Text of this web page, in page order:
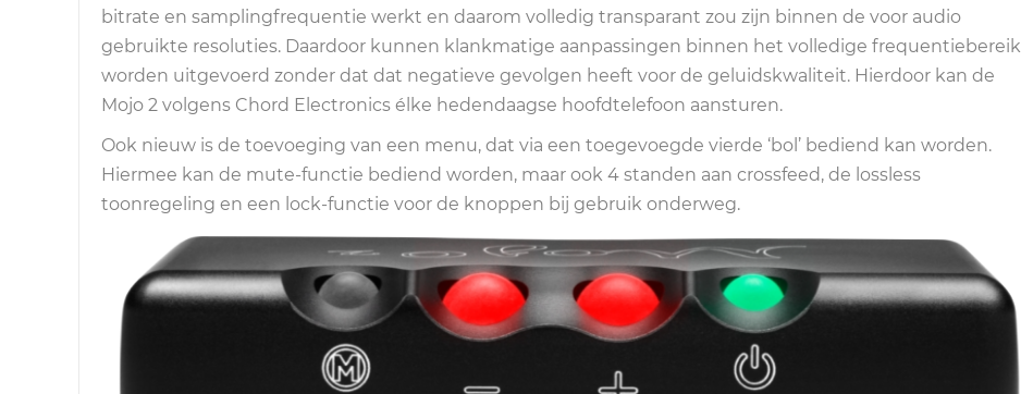
bitrate en samplingfrequentie werkt en daarom volledig transparant zou zijn binnen de voor audio
gebruikte resoluties. Daardoor kunnen klankmatige aanpassingen binnen het volledige frequentiebereik
worden uitgevoerd zonder dat dat negatieve gevolgen heeft voor de geluidskwaliteit. Hierdoor kan de
Mojo 2 volgens Chord Electronics élke hedendaagse hoofdtelefoon aansturen.
Ook nieuw is de toevoeging van een menu, dat via een toegevoegde vierde ‘bol’ bediend kan worden.
Hiermee kan de mute-functie bediend worden, maar ook 4 standen aan crossfeed, de lossless
toonregeling en een lock-functie voor de knoppen bij gebruik onderweg.